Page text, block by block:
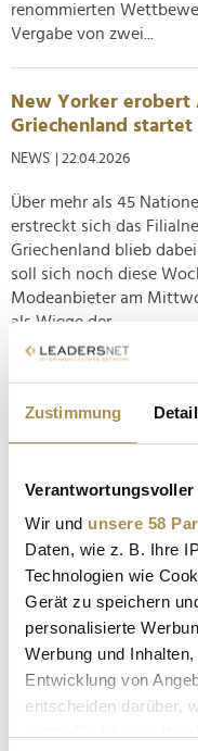
Zustimmung
Verantwortungsvoller
Wir und unsere 58
Daten, wie z. B. Ihre
Technologien wie
Gerät zu speichern
personalisierte
Werbung und
Entwicklung von
entscheiden darüber,
renommierten
Vergabe von zwei...
New Yorker erobert
Griechenland startet
NEWS | 22.04.2026
Über mehr als 45
erstreckt sich das
Griechenland blieb
soll sich noch diese
Modeanbieter am
als Wiege der...
Lebensqualität statt
NEWS | 19.04.2026
Oktober in Neuss
Landesgartenschau seit
wird. Frühe Eindrücke
Anlass geschaffene
historischen...
Landesgartenschau:
NEWS | 13.04.2026